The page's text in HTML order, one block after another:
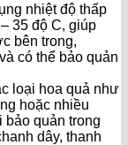
nhiệt độ thấp
35 độ C, giúp
bên trong,
có thể bảo quản
loại hoa quả như
hoặc nhiều
quản trong
dây, thanh